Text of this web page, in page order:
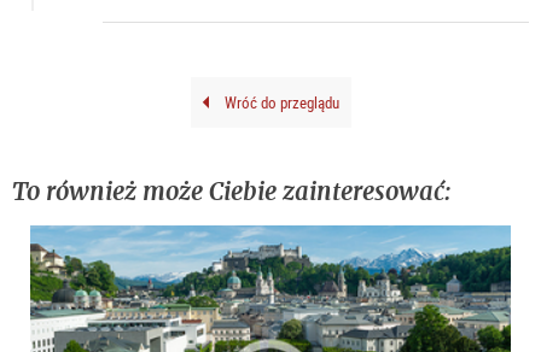
Blu
Wróć do przeglądu
To również może Ciebie zainteresować: